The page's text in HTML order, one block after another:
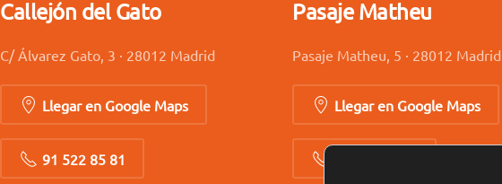
Callejón del Gato
C/ Álvarez Gato, 3 · 28012 Madrid
Llegar en Google Maps
91 522 85 81
Pasaje Matheu
Pasaje Matheu, 5 · 28012 Madrid
Llegar en Google Maps